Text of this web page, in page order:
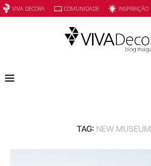
VIVA DECORA COMUNIDADE INSPIRAÇÃO
TAG: NEW MUSEUM